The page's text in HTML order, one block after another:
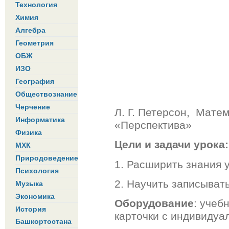
Технология
Химия
Алгебра
Геометрия
ОБЖ
ИЗО
География
Обществознание
Черчение
Информатика
Физика
МХК
Природоведение
Психология
Музыка
Экономика
История
Башкортостана
Л. Г. Петерсон,
«Перспектива»
Цели и задачи урока:
1. Расширить знания
2. Научить
Оборудование:
карточки с